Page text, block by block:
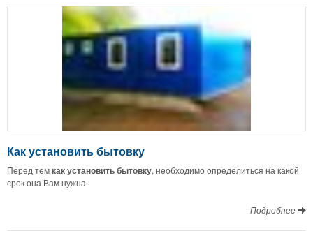
Как установить бытовку
Перед темкак установить бытовку, необходимо определиться на какой
срок она Вам нужна.
Подробнее